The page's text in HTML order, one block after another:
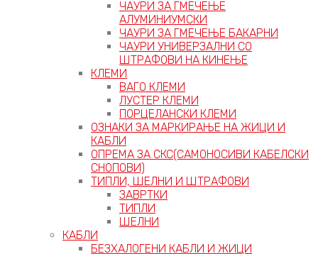
ЧАУРИ ЗА ГМЕЧЕЊЕ
АЛУМИНИУМСКИ
ЧАУРИ ЗА ГМЕЧЕЊЕ БАКАРНИ
ЧАУРИ УНИВЕРЗАЛНИ СО
ШТРАФОВИ НА КИНЕЊЕ
КЛЕМИ
ВАГО КЛЕМИ
ЛУСТЕР КЛЕМИ
ПОРЦЕЛАНСКИ КЛЕМИ
ОЗНАКИ ЗА МАРКИРАЊЕ НА ЖИЦИ И
КАБЛИ
ОПРЕМА ЗА СКС(САМОНОСИВИ КАБЕЛСКИ
СНОПОВИ)
ТИПЛИ, ШЕЛНИ И ШТРАФОВИ
ЗАВРТКИ
ТИПЛИ
ШЕЛНИ
КАБЛИ
БЕЗХАЛОГЕНИ КАБЛИ И ЖИЦИ